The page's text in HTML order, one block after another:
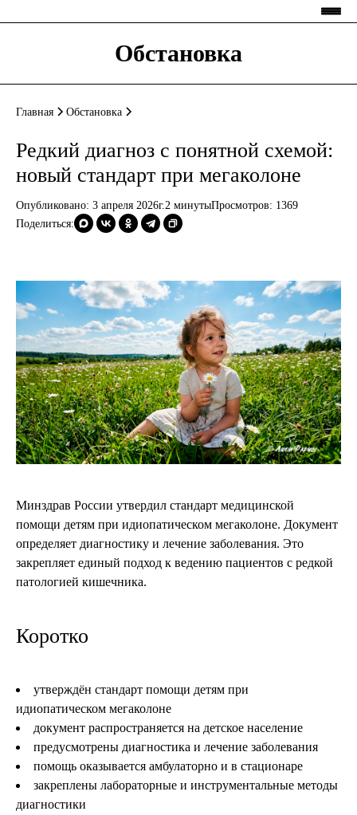
Обстановка
Главная Обстановка
Редкий диагноз с понятной схемой:
новый стандарт при мегаколоне
Опубликовано: 3 апреля 2026г.2 минутыПросмотров: 1369
Поделиться:
Минздрав России утвердил стандарт медицинской
помощи детям при идиопатическом мегаколоне. Документ
определяет диагностику и лечение заболевания. Это
закрепляет единый подход к ведению пациентов с редкой
патологией кишечника.
Коротко
утверждён стандарт помощи детям при
идиопатическом мегаколоне
документ распространяется на детское население
предусмотрены диагностика и лечение заболевания
помощь оказывается амбулаторно и в стационаре
закреплены лабораторные и инструментальные методы
диагностики